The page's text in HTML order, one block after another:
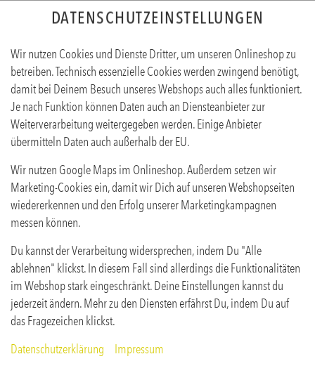
DATENSCHUTZEINSTELLUNGEN
Wir nutzen Cookies und Dienste Dritter, um unseren Onlineshop zu
betreiben. Technisch essenzielle Cookies werden zwingend benötigt,
damit bei Deinem Besuch unseres Webshops auch alles funktioniert.
Je nach Funktion können Daten auch an Diensteanbieter zur
Weiterverarbeitung weitergegeben werden. Einige Anbieter
übermitteln Daten auch außerhalb der EU.
Wir nutzen Google Maps im Onlineshop. Außerdem setzen wir
Marketing-Cookies ein, damit wir Dich auf unseren Webshopseiten
wiedererkennen und den Erfolg unserer Marketingkampagnen
messen können.
Du kannst der Verarbeitung widersprechen, indem Du "Alle
ablehnen" klickst. In diesem Fall sind allerdings die Funktionalitäten
im Webshop stark eingeschränkt. Deine Einstellungen kannst du
jederzeit ändern. Mehr zu den Diensten erfährst Du, indem Du auf
das Fragezeichen klickst.
Datenschutzerklärung
Impressum
DE
Sprache ändern
EN
COCKTAILS NACHSPEISEN MENUES